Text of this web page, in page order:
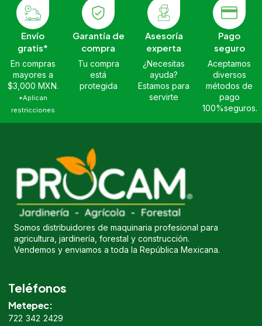
Envío
gratis*
En compras
mayores a
$3,000 MXN.
*Aplican
restricciones
Garantía de
compra
Tu compra
está
protegida
Asesoría
experta
¿Necesitas
ayuda?
Estamos para
servirte
Pago
seguro
Aceptamos
diversos
métodos de
pago
100%seguros.
Somos distribuidores de maquinaria profesional para
agricultura, jardinería, forestal y construcción.
Vendemos y enviamos a toda la República Mexicana.
Teléfonos
Metepec:
722 342 2429